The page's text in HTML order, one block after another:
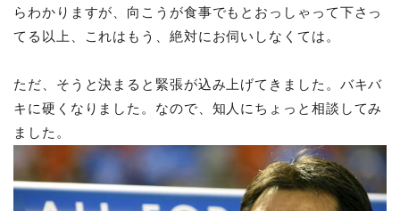
らわかりますが、向こうが食事でもとおっしゃって下さっ
てる以上、これはもう、絶対にお伺いしなくては。
ただ、そうと決まると緊張が込み上げてきました。バキバ
キに硬くなりました。なので、知人にちょっと相談してみ
ました。